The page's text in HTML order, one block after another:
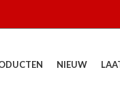
NIEUW